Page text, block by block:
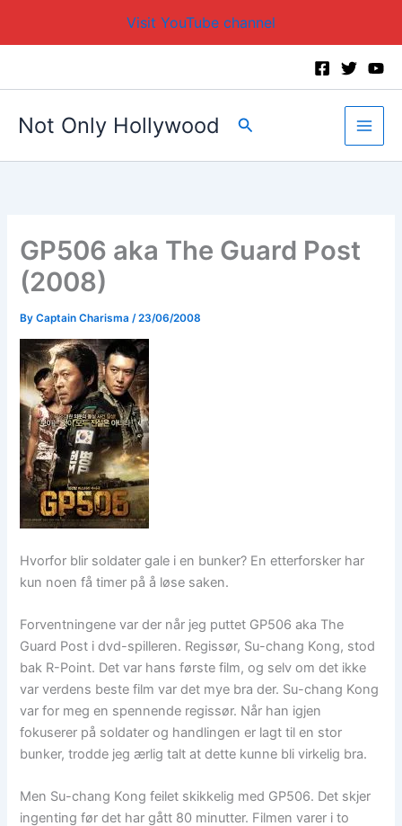
Visit YouTube channel
Not Only Hollywood Search
GP506 aka The Guard Post
(2008)
ByCaptain Charisma /23/06/2008
Hvorfor blir soldater gale i en bunker? En etterforsker har
kun noen få timer på å løse saken.
Forventningene var der når jeg puttet GP506 aka The
Guard Post i dvd-spilleren. Regissør, Su-chang Kong, stod
bak R-Point. Det var hans første film, og selv om det ikke
var verdens beste film var det mye bra der. Su-chang Kong
var for meg en spennende regissør. Når han igjen
fokuserer på soldater og handlingen er lagt til en stor
bunker, trodde jeg ærlig talt at dette kunne bli virkelig bra.
Men Su-chang Kong feilet skikkelig med GP506. Det skjer
ingenting før det har gått 80 minutter. Filmen varer i to